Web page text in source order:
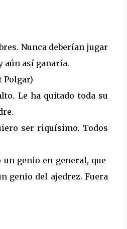
Nunca deberían jugar
aún así ganaría.
Polgar)
Le ha quitado toda su
ser riquísimo. Todos
genio en general, que
genio del ajedrez. Fuera